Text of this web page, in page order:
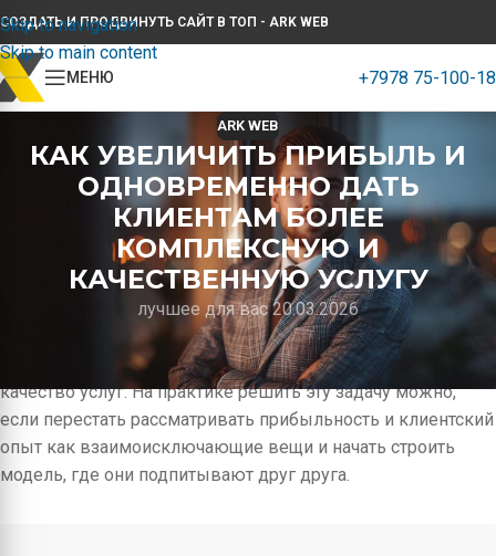
Skip to navigation
Skip to main content
СОЗДАТЬ И ПРОДВИНУТЬ САЙТ В ТОП - ARK WEB
МЕНЮ +7978 75-100-18
ARK WEB
КАК УВЕЛИЧИТЬ ПРИБЫЛЬ И
ОДНОВРЕМЕННО ДАТЬ
КЛИЕНТАМ БОЛЕЕ
КОМПЛЕКСНУЮ И
КАЧЕСТВЕННУЮ УСЛУГУ
лучшее для вас 20.03.2026
Мы в студии АРК ВЕБ видим, как многие компании
застревают между желанием расти и страхом потерять
качество услуг. На практике решить эту задачу можно,
если перестать рассматривать прибыльность и клиентский
опыт как взаимоисключающие вещи и начать строить
модель, где они подпитывают друг друга.